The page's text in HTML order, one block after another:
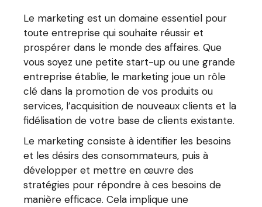
Le marketing est un domaine essentiel pour
toute entreprise qui souhaite réussir et
prospérer dans le monde des affaires. Que
vous soyez une petite start-up ou une grande
entreprise établie, le marketing joue un rôle
clé dans la promotion de vos produits ou
services, l’acquisition de nouveaux clients et la
fidélisation de votre base de clients existante.
Le marketing consiste à identifier les besoins
et les désirs des consommateurs, puis à
développer et mettre en œuvre des
stratégies pour répondre à ces besoins de
manière efficace. Cela implique une